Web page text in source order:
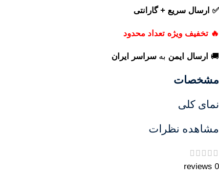
✅ ارسال سریع + گارانتی
🔥 تخفیف ویژه تعداد محدود
🚚 ارسال ایمن به سراسر ایران
مشخصات
نمای کلی
مشاهده نظرات
0 reviews